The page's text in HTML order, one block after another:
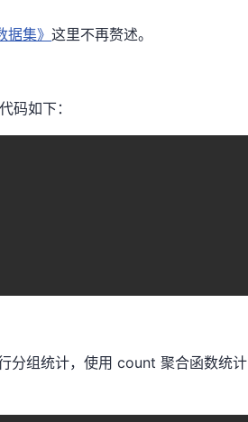
据集》这里不再赘述。
码如下：
组统计，使用 count 聚合函数统计